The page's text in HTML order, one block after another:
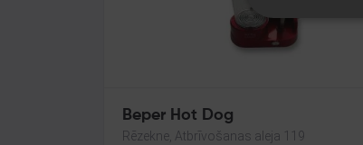
Beper Hot Dog
Rēzekne, Atbrīvošanas aleja 119